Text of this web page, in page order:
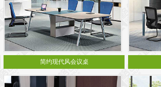
简约现代风会议桌